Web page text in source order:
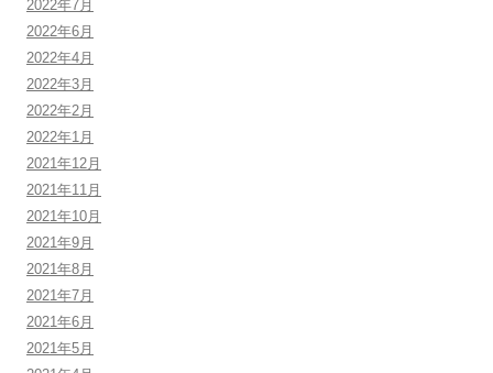
2022年7月
2022年6月
2022年4月
2022年3月
2022年2月
2022年1月
2021年12月
2021年11月
2021年10月
2021年9月
2021年8月
2021年7月
2021年6月
2021年5月